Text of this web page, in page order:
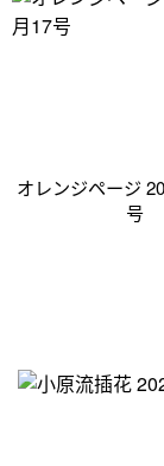
オレンジページ
号